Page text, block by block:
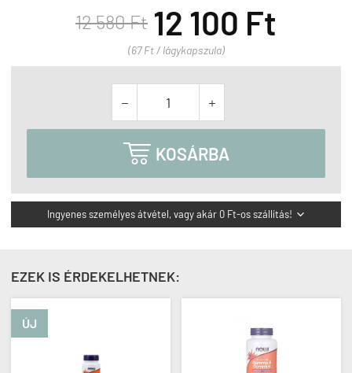
12 580 Ft 12 100 Ft
(67 Ft / lágykapszula)
 
 KOSÁRBA
Ingyenes személyes átvétel, vagy akár 0 Ft-os szállítás! 
EZEK IS ÉRDEKELHETNEK:
ÚJ